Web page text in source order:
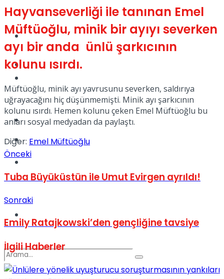
TV
Kadınca
Sinema
Spor
Hayvanseverliği ile tanınan Emel
Müftüoğlu, minik bir ayıyı severken
ayı bir anda ünlü şarkıcının
kolunu ısırdı.
Müftüoğlu, minik ayı yavrusunu severken, saldırıya
uğrayacağını hiç düşünmemişti. Minik ayı şarkıcının
kolunu ısırdı. Hemen kolunu çeken Emel Müftüoğlu bu
anları sosyal medyadan da paylaştı.
Diğer: Emel Müftüoğlu
Önceki
Tuba Büyüküstün ile Umut Evirgen ayrıldı!
Sonraki
Emily Ratajkowski’den gençliğine tavsiye
İlgiliHaberler